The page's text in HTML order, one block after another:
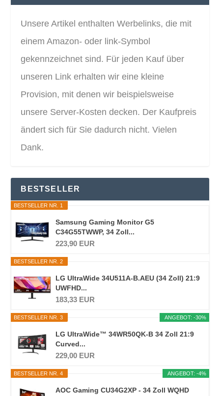
Unsere Artikel enthalten Werbelinks, die mit
einem Amazon- oder link-Symbol
gekennzeichnet sind. Für jeden Kauf über
unseren Link erhalten wir eine kleine
Provision, mit denen wir beispielsweise
unsere Server-Kosten decken. Der Kaufpreis
ändert sich für Sie dadurch nicht. Vielen
Dank.
BESTSELLER
BESTSELLER NR. 1
Samsung Gaming Monitor G5
C34G55TWWP, 34 Zoll...
223,90 EUR
BESTSELLER NR. 2
LG UltraWide 34U511A-B.AEU (34 Zoll) 21:9
UWFHD...
183,33 EUR
ANGEBOT: -30%
BESTSELLER NR. 3
LG UltraWide™ 34WR50QK-B 34 Zoll 21:9
Curved...
229,00 EUR
ANGEBOT: -4%
BESTSELLER NR. 4
AOC Gaming CU34G2XP - 34 Zoll WQHD